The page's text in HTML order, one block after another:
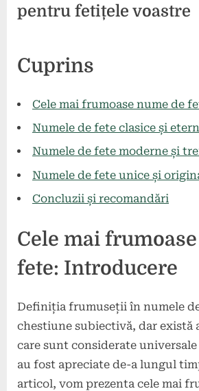
pentru fetițele voastre
on
iulie
Cuprins
Cele mai frumoase nume de
Numele de fete clasice și
Numele de fete moderne și
Numele de fete unice și
Concluzii și recomandări
Cele mai
fete: Introducere
Definiția frumuseții în numele
chestiune subiectivă, dar există
care sunt considerate
au fost apreciate de-a lungul
articol, vom prezenta cele mai